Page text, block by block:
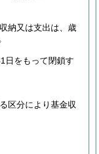
納又は支出は、歳
日をもって閉鎖す
区分により基金収